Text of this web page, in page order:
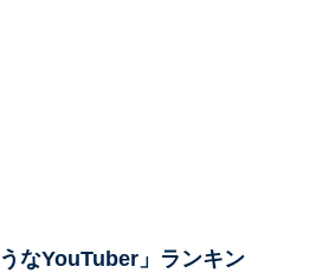
なYouTuber」ランキン